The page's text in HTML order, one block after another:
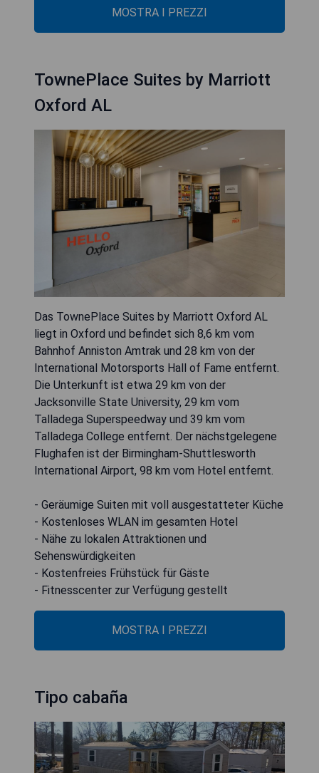
MOSTRA I PREZZI
TownePlace Suites by Marriott
Oxford AL
Das TownePlace Suites by Marriott Oxford AL
liegt in Oxford und befindet sich 8,6 km vom
Bahnhof Anniston Amtrak und 28 km von der
International Motorsports Hall of Fame entfernt.
Die Unterkunft ist etwa 29 km von der
Jacksonville State University, 29 km vom
Talladega Superspeedway und 39 km vom
Talladega College entfernt. Der nächstgelegene
Flughafen ist der Birmingham-Shuttlesworth
International Airport, 98 km vom Hotel entfernt.
- Geräumige Suiten mit voll ausgestatteter Küche
- Kostenloses WLAN im gesamten Hotel
- Nähe zu lokalen Attraktionen und
Sehenswürdigkeiten
- Kostenfreies Frühstück für Gäste
- Fitnesscenter zur Verfügung gestellt
MOSTRA I PREZZI
Tipo cabaña